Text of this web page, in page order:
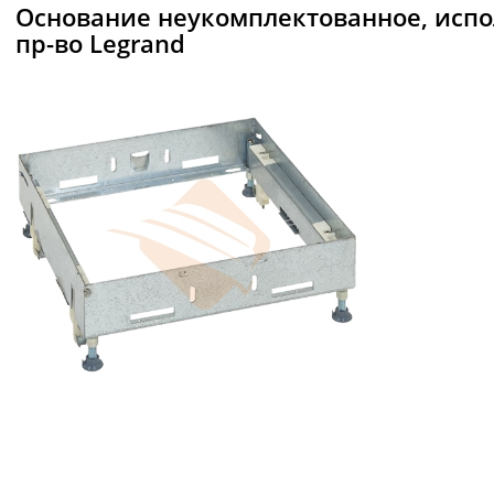
Основание неукомплектованное,
пр-во Legrand